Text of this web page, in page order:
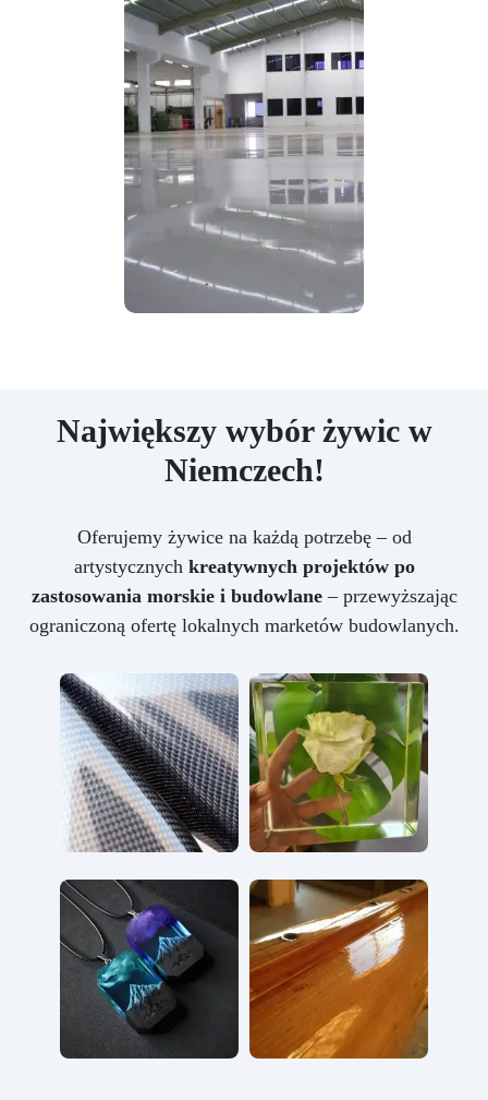
Największy wybór żywic w
Niemczech!
Oferujemy żywice na każdą potrzebę – od
artystycznych kreatywnych projektów po
zastosowania morskie i budowlane– przewyższając
ograniczoną ofertę lokalnych marketów budowlanych.